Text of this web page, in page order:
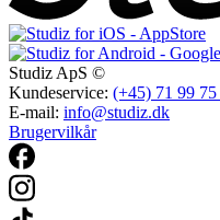
Studiz ApS ©
Kundeservice: (+45) 71 99 75
E-mail: info@studiz.dk
Brugervilkår